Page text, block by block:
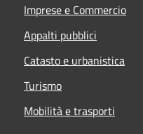
Imprese e Commercio
Appalti pubblici
Catasto e urbanistica
Turismo
Mobilità e trasporti